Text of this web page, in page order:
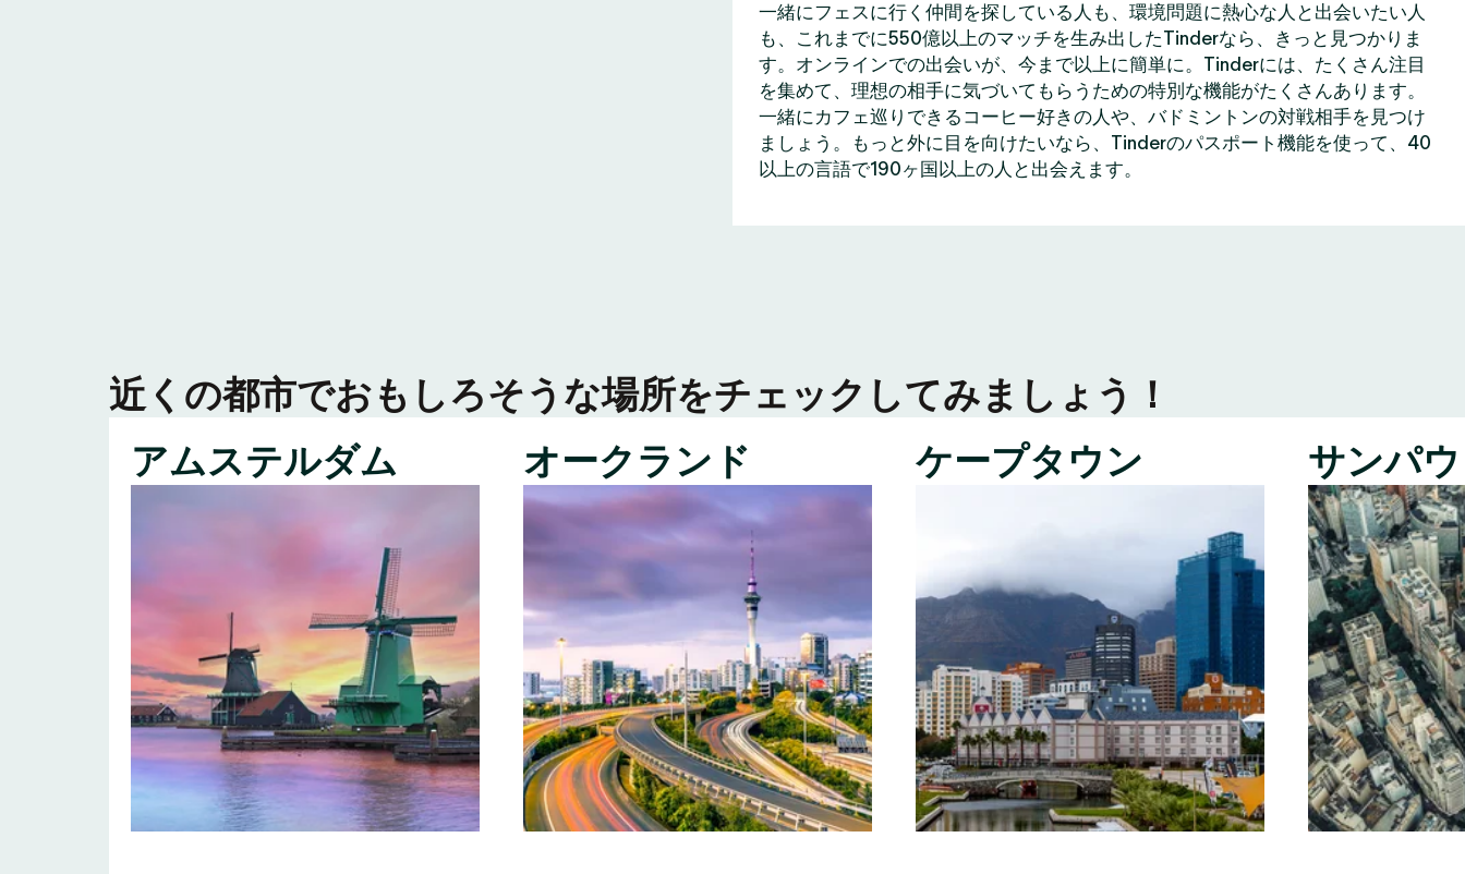
一緒にフェスに行く仲間を探している人も、環境問題に熱心な人と出会いたい人
も、これまでに550億以上のマッチを生み出したTinderなら、きっと見つかりま
す。オンラインでの出会いが、今まで以上に簡単に。Tinderには、たくさん注目
を集めて、理想の相手に気づいてもらうための特別な機能がたくさんあります。
一緒にカフェ巡りできるコーヒー好きの人や、バドミントンの対戦相手を見つけ
ましょう。もっと外に目を向けたいなら、Tinderのパスポート機能を使って、40
以上の言語で190ヶ国以上の人と出会えます。
近くの都市でおもしろそうな場所をチェックしてみましょう！
アムステルダム
オークランド ケープタウン サンパ